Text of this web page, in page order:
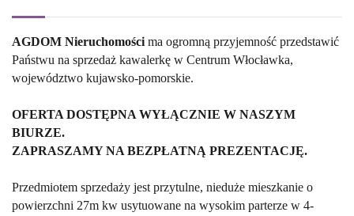
AGDOM Nieruchomości ma ogromną przyjemność przedstawić
Państwu na sprzedaż kawalerkę w Centrum Włocławka,
województwo kujawsko-pomorskie.
OFERTA DOSTĘPNA WYŁĄCZNIE W NASZYM
BIURZE.
ZAPRASZAMY NA BEZPŁATNĄ PREZENTACJĘ.
Przedmiotem sprzedaży jest przytulne, nieduże mieszkanie o
powierzchni 27m kw usytuowane na wysokim parterze w 4-